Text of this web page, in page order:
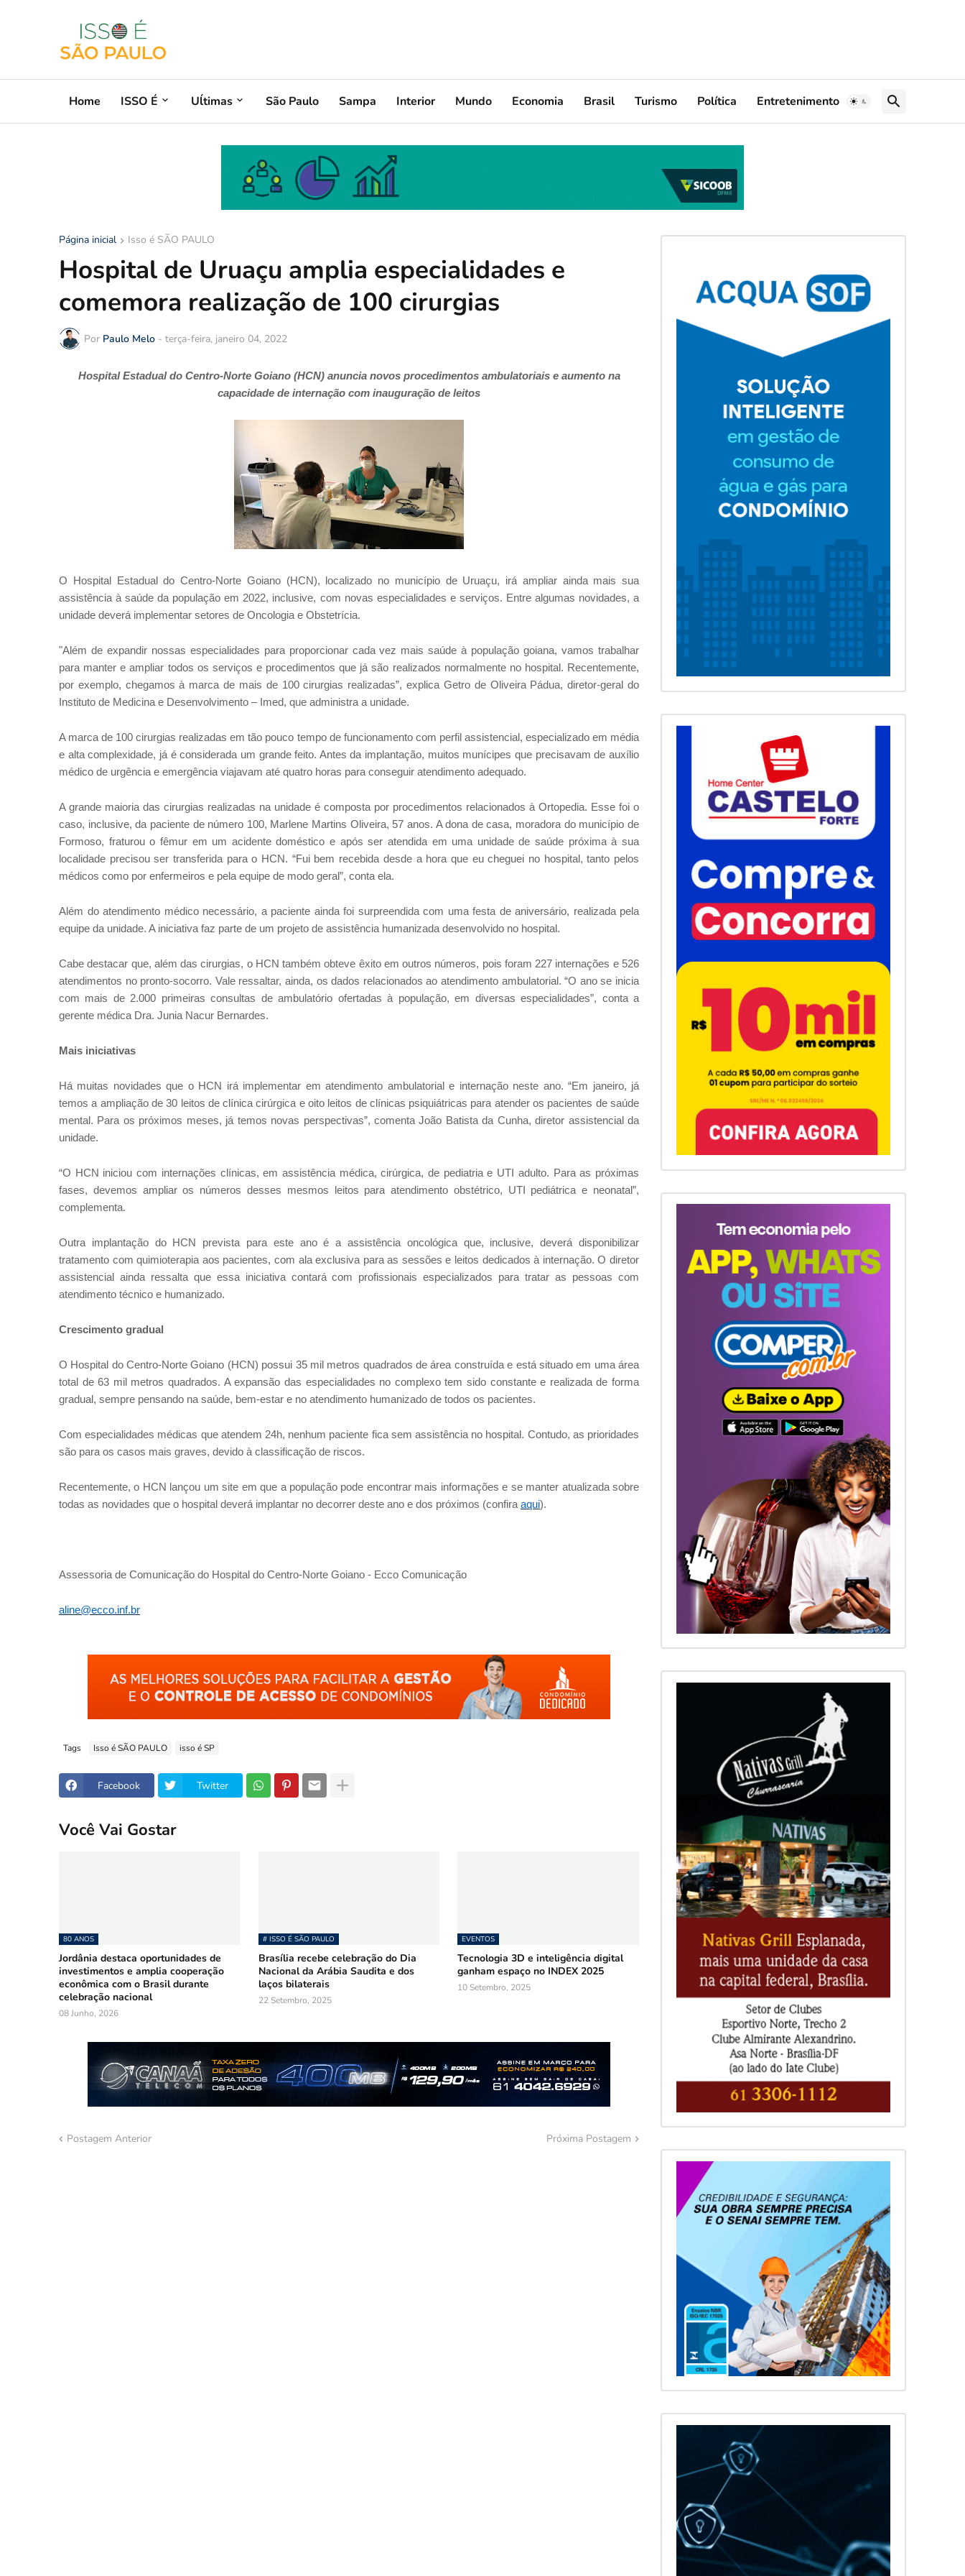
Home ISSO É Uĺtimas São Paulo Sampa Interior Mundo Economia Brasil Turismo Política Entretenimento
Página inicial Isso é SÃO PAULO
Hospital de Uruaçu amplia especialidades e
comemora realização de 100 cirurgias
Por Paulo Melo - terça-feira, janeiro 04, 2022
Hospital Estadual do Centro-Norte Goiano (HCN) anuncia novos procedimentos ambulatoriais e aumento na
capacidade de internação com inauguração de leitos
O Hospital Estadual do Centro-Norte Goiano (HCN), localizado no município de Uruaçu, irá ampliar ainda mais sua
assistência à saúde da população em 2022, inclusive, com novas especialidades e serviços. Entre algumas novidades, a
unidade deverá implementar setores de Oncologia e Obstetrícia.
"Além de expandir nossas especialidades para proporcionar cada vez mais saúde à população goiana, vamos trabalhar
para manter e ampliar todos os serviços e procedimentos que já são realizados normalmente no hospital. Recentemente,
por exemplo, chegamos à marca de mais de 100 cirurgias realizadas”, explica Getro de Oliveira Pádua, diretor-geral do
Instituto de Medicina e Desenvolvimento – Imed, que administra a unidade.
A marca de 100 cirurgias realizadas em tão pouco tempo de funcionamento com perfil assistencial, especializado em média
e alta complexidade, já é considerada um grande feito. Antes da implantação, muitos munícipes que precisavam de auxílio
médico de urgência e emergência viajavam até quatro horas para conseguir atendimento adequado.
A grande maioria das cirurgias realizadas na unidade é composta por procedimentos relacionados à Ortopedia. Esse foi o
caso, inclusive, da paciente de número 100, Marlene Martins Oliveira, 57 anos. A dona de casa, moradora do município de
Formoso, fraturou o fêmur em um acidente doméstico e após ser atendida em uma unidade de saúde próxima à sua
localidade precisou ser transferida para o HCN. “Fui bem recebida desde a hora que eu cheguei no hospital, tanto pelos
médicos como por enfermeiros e pela equipe de modo geral”, conta ela.
Além do atendimento médico necessário, a paciente ainda foi surpreendida com uma festa de aniversário, realizada pela
equipe da unidade. A iniciativa faz parte de um projeto de assistência humanizada desenvolvido no hospital.
Cabe destacar que, além das cirurgias, o HCN também obteve êxito em outros números, pois foram 227 internações e 526
atendimentos no pronto-socorro. Vale ressaltar, ainda, os dados relacionados ao atendimento ambulatorial. “O ano se inicia
com mais de 2.000 primeiras consultas de ambulatório ofertadas à população, em diversas especialidades”, conta a
gerente médica Dra. Junia Nacur Bernardes.
Mais iniciativas
Há muitas novidades que o HCN irá implementar em atendimento ambulatorial e internação neste ano. “Em janeiro, já
temos a ampliação de 30 leitos de clínica cirúrgica e oito leitos de clínicas psiquiátricas para atender os pacientes de saúde
mental. Para os próximos meses, já temos novas perspectivas”, comenta João Batista da Cunha, diretor assistencial da
unidade.
“O HCN iniciou com internações clínicas, em assistência médica, cirúrgica, de pediatria e UTI adulto. Para as próximas
fases, devemos ampliar os números desses mesmos leitos para atendimento obstétrico, UTI pediátrica e neonatal”,
complementa.
Outra implantação do HCN prevista para este ano é a assistência oncológica que, inclusive, deverá disponibilizar
tratamento com quimioterapia aos pacientes, com ala exclusiva para as sessões e leitos dedicados à internação. O diretor
assistencial ainda ressalta que essa iniciativa contará com profissionais especializados para tratar as pessoas com
atendimento técnico e humanizado.
Crescimento gradual
O Hospital do Centro-Norte Goiano (HCN) possui 35 mil metros quadrados de área construída e está situado em uma área
total de 63 mil metros quadrados. A expansão das especialidades no complexo tem sido constante e realizada de forma
gradual, sempre pensando na saúde, bem-estar e no atendimento humanizado de todos os pacientes.
Com especialidades médicas que atendem 24h, nenhum paciente fica sem assistência no hospital. Contudo, as prioridades
são para os casos mais graves, devido à classificação de riscos.
Recentemente, o HCN lançou um site em que a população pode encontrar mais informações e se manter atualizada sobre
todas as novidades que o hospital deverá implantar no decorrer deste ano e dos próximos (confira aqui).
Assessoria de Comunicação do Hospital do Centro-Norte Goiano - Ecco Comunicação
aline@ecco.inf.br
Tags Isso é SÃO PAULO isso é SP
Facebook Twitter
Você Vai Gostar
80 ANOS
Jordânia destaca oportunidades de
investimentos e amplia cooperação
econômica com o Brasil durante
celebração nacional
08 Junho, 2026
# ISSO É SÃO PAULO
Brasília recebe celebração do Dia
Nacional da Arábia Saudita e dos
laços bilaterais
22 Setembro, 2025
EVENTOS
Tecnologia 3D e inteligência digital
ganham espaço no INDEX 2025
10 Setembro, 2025
Postagem Anterior Próxima Postagem